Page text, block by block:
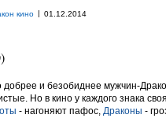
кино | 01.12.2014
добрее и безобиднее мужчин-
Но в кино у каждого знака своя
- нагоняют пафос, Драконы -